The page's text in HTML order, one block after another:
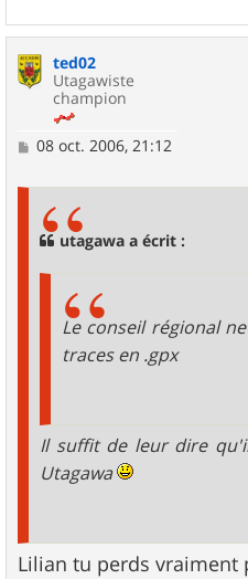
ted02
Utagawiste
champion
M
08 oct. 2006, 21:12
utagawa a écrit :
Le conseil régional
traces en .gpx
Il suffit de leur dire
Utagawa
Lilian tu perds vraiment